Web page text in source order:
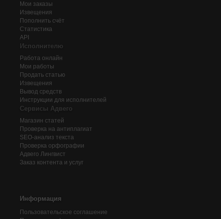
Мои заказы
Извещения
Пополнить счёт
Статистика
API
Исполнителю
Работа онлайн
Мои работы
Продать статью
Извещения
Вывод средств
Инструкции для исполнителей
Сервисы Адвего
Магазин статей
Проверка на антиплагиат
SEO-анализ текста
Проверка орфографии
Адвего Лингвист
Заказ контента и услуг
Информация
Пользовательское соглашение